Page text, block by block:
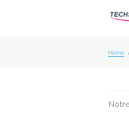
Home